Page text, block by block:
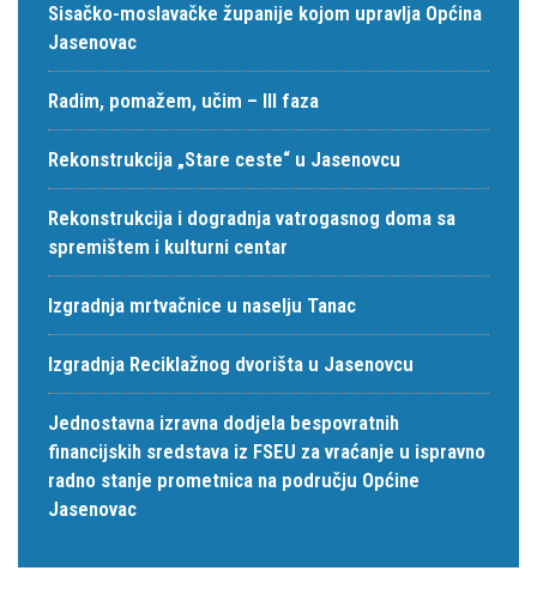
Sisačko-moslavačke županije kojom upravlja Općina
Jasenovac
Radim, pomažem, učim – III faza
Rekonstrukcija „Stare ceste“ u Jasenovcu
Rekonstrukcija i dogradnja vatrogasnog doma sa
spremištem i kulturni centar
Izgradnja mrtvačnice u naselju Tanac
Izgradnja Reciklažnog dvorišta u Jasenovcu
Jednostavna izravna dodjela bespovratnih
financijskih sredstava iz FSEU za vraćanje u ispravno
radno stanje prometnica na području Općine
Jasenovac